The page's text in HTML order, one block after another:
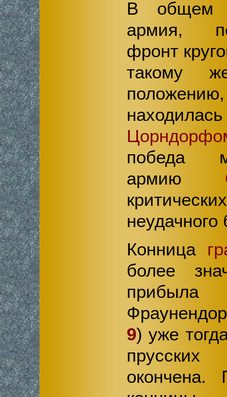
В общем
армия,
фронт
такому
победа
армию
неудачного
Конница
более
прибыла
9) уже
окончена.